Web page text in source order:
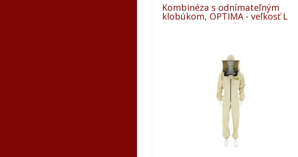
Kombinéza s odnímateľným
klobúkom, OPTIMA - veľkosť L